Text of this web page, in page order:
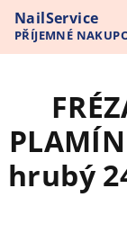
obsah
NailService
PŘÍJEMNÉ
POHODLÍ VAŠEHO
hrubý